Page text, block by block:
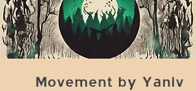
Movement by Yaniv